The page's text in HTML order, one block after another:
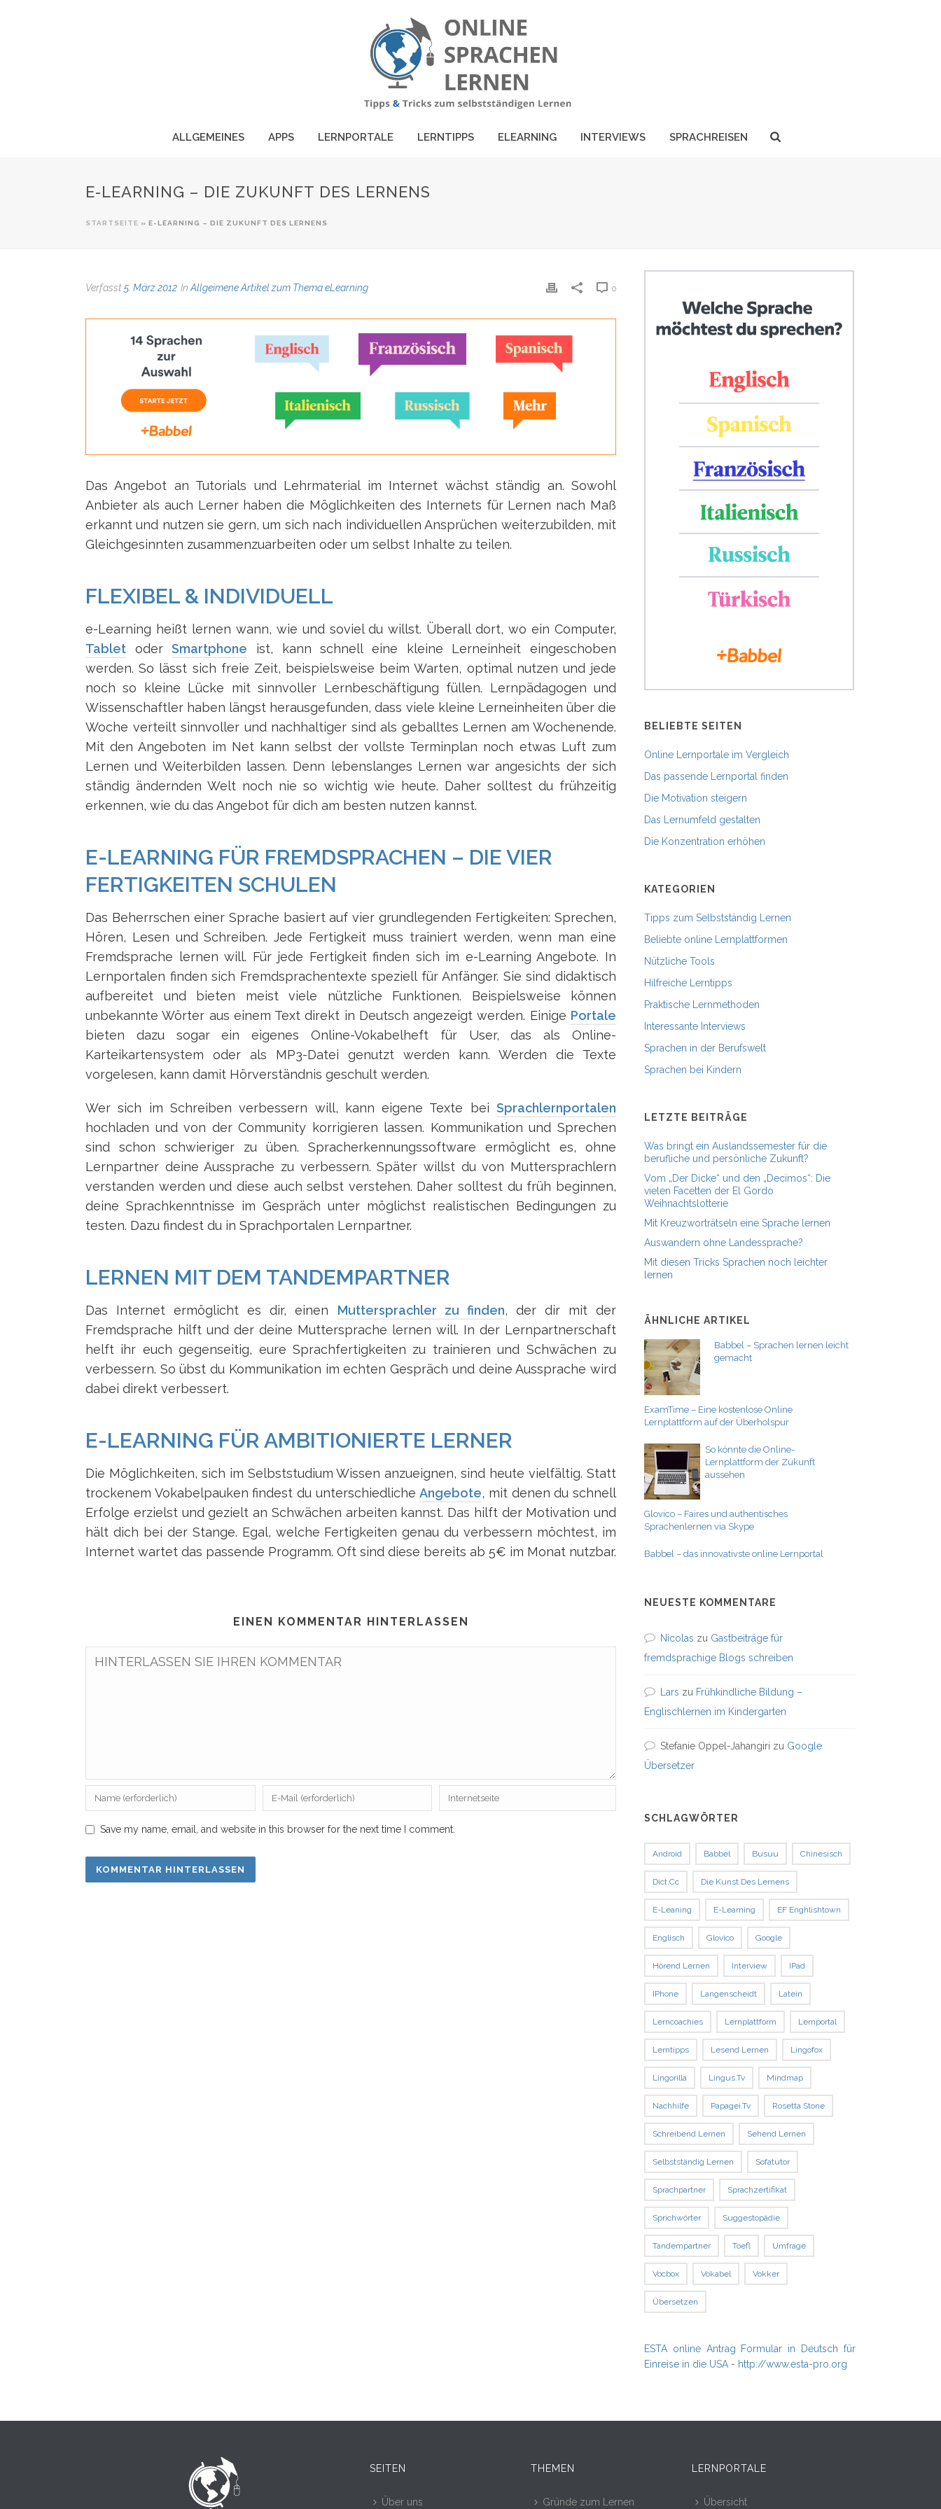
ALLGEMEINES APPS LERNPORTALE LERNTIPPS ELEARNING INTERVIEWS SPRACHREISEN
E-LEARNING – DIE ZUKUNFT DES LERNENS
STARTSEITE » E-LEARNING – DIE ZUKUNFT DES LERNENS
Verfasst5. März 2012 In Allgeimene Artikel zum Thema eLearning 0
Das Angebot an Tutorials und Lehrmaterial im Internet wächst ständig an. Sowohl
Anbieter als auch Lerner haben die Möglichkeiten des Internets für Lernen nach Maß
erkannt und nutzen sie gern, um sich nach individuellen Ansprüchen weiterzubilden, mit
Gleichgesinnten zusammenzuarbeiten oder um selbst Inhalte zu teilen.
FLEXIBEL & INDIVIDUELL
e-Learning heißt lernen wann, wie und soviel du willst. Überall dort, wo ein Computer,
Tablet oderSmartphone ist, kann schnell eine kleine Lerneinheit eingeschoben
werden. So lässt sich freie Zeit, beispielsweise beim Warten, optimal nutzen und jede
noch so kleine Lücke mit sinnvoller Lernbeschäftigung füllen. Lernpädagogen und
Wissenschaftler haben längst herausgefunden, dass viele kleine Lerneinheiten über die
Woche verteilt sinnvoller und nachhaltiger sind als geballtes Lernen am Wochenende.
Mit den Angeboten im Net kann selbst der vollste Terminplan noch etwas Luft zum
Lernen und Weiterbilden lassen. Denn lebenslanges Lernen war angesichts der sich
ständig ändernden Welt noch nie so wichtig wie heute. Daher solltest du frühzeitig
erkennen, wie du das Angebot für dich am besten nutzen kannst.
E-LEARNING FÜR FREMDSPRACHEN – DIE VIER
FERTIGKEITEN SCHULEN
Das Beherrschen einer Sprache basiert auf vier grundlegenden Fertigkeiten: Sprechen,
Hören, Lesen und Schreiben. Jede Fertigkeit muss trainiert werden, wenn man eine
Fremdsprache lernen will. Für jede Fertigkeit finden sich im e-Learning Angebote. In
Lernportalen finden sich Fremdsprachentexte speziell für Anfänger. Sie sind didaktisch
aufbereitet und bieten meist viele nützliche Funktionen. Beispielsweise können
unbekannte Wörter aus einem Text direkt in Deutsch angezeigt werden. Einige Portale
bieten dazu sogar ein eigenes Online-Vokabelheft für User, das als Online-
Karteikartensystem oder als MP3-Datei genutzt werden kann. Werden die Texte
vorgelesen, kann damit Hörverständnis geschult werden.
Wer sich im Schreiben verbessern will, kann eigene Texte bei Sprachlernportalen
hochladen und von der Community korrigieren lassen. Kommunikation und Sprechen
sind schon schwieriger zu üben. Spracherkennungssoftware ermöglicht es, ohne
Lernpartner deine Aussprache zu verbessern. Später willst du von Muttersprachlern
verstanden werden und diese auch selbst verstehen. Daher solltest du früh beginnen,
deine Sprachkenntnisse im Gespräch unter möglichst realistischen Bedingungen zu
testen. Dazu findest du in Sprachportalen Lernpartner.
LERNEN MIT DEM TANDEMPARTNER
Das Internet ermöglicht es dir, einen Muttersprachler zu finden, der dir mit der
Fremdsprache hilft und der deine Muttersprache lernen will. In der Lernpartnerschaft
helft ihr euch gegenseitig, eure Sprachfertigkeiten zu trainieren und Schwächen zu
verbessern. So übst du Kommunikation im echten Gespräch und deine Aussprache wird
dabei direkt verbessert.
E-LEARNING FÜR AMBITIONIERTE LERNER
Die Möglichkeiten, sich im Selbststudium Wissen anzueignen, sind heute vielfältig. Statt
trockenem Vokabelpauken findest du unterschiedlicheAngebote, mit denen du schnell
Erfolge erzielst und gezielt an Schwächen arbeiten kannst. Das hilft der Motivation und
hält dich bei der Stange. Egal, welche Fertigkeiten genau du verbessern möchtest, im
Internet wartet das passende Programm. Oft sind diese bereits ab 5€ im Monat nutzbar.
EINEN KOMMENTAR HINTERLASSEN
Save my name, email, and website in this browser for the next time I comment.
BELIEBTE SEITEN
Online Lernportale im Vergleich
Das passende Lernportal finden
Die Motivation steigern
Das Lernumfeld gestalten
Die Konzentration erhöhen
KATEGORIEN
Tipps zum Selbstständig Lernen
Beliebte online Lernplattformen
Nützliche Tools
Hilfreiche Lerntipps
Praktische Lernmethoden
Interessante Interviews
Sprachen in der Berufswelt
Sprachen bei Kindern
LETZTE BEITRÄGE
Was bringt ein Auslandssemester für die
berufliche und persönliche Zukunft?
Vom „Der Dicke“ und den „Decimos“: Die
vielen Facetten der El Gordo
Weihnachtslotterie
Mit Kreuzworträtseln eine Sprache lernen
Auswandern ohne Landessprache?
Mit diesen Tricks Sprachen noch leichter
lernen
ÄHNLICHE ARTIKEL
Babbel – Sprachen lernen leicht
gemacht
ExamTime – Eine kostenlose Online
Lernplattform auf der Überholspur
So könnte die Online-
Lernplattform der Zukunft
aussehen
Glovico – Faires und authentisches
Sprachenlernen via Skype
Babbel – das innovativste online Lernportal
NEUESTE KOMMENTARE
Nicolas zu Gastbeiträge für
fremdsprachige Blogs schreiben
Lars zu Frühkindliche Bildung –
Englischlernen im Kindergarten
Stefanie Oppel-Jahangiri zu Google
Übersetzer
SCHLAGWÖRTER
Android Babbel Busuu Chinesisch
Dict.cc Die Kunst Des Lernens
E-Leaning E-Learning EF Enghlishtown
Englisch Glovico Google
Hörend Lernen Interview IPad
IPhone Langenscheidt Latein
Lerncoachies Lernplattform Lernportal
Lerntipps Lesend Lernen Lingofox
Lingorilla Lingus.tv Mindmap
Nachhilfe Papagei.tv Rosetta Stone
Schreibend Lernen Sehend Lernen
Selbstständig Lernen Sofatutor
Sprachpartner Sprachzertifikat
Sprichwörter Suggestopädie
Tandempartner Toefl Umfrage
Vocbox Vokabel Vokker
Übersetzen
ESTA online Antrag Formular in Deutsch für
Einreise in die USA - http://www.esta-pro.org
SEITEN
Über uns
THEMEN
Gründe zum Lernen
LERNPORTALE
Übersicht